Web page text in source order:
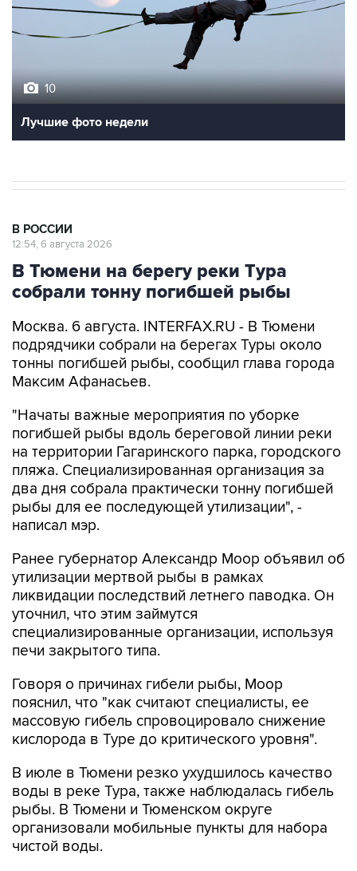
10
Лучшие фото недели
В РОССИИ
12:54, 6 августа 2026
В Тюмени на берегу реки Тура
собрали тонну погибшей рыбы
Москва. 6 августа. INTERFAX.RU - В Тюмени
подрядчики собрали на берегах Туры около
тонны погибшей рыбы, сообщил глава города
Максим Афанасьев.
"Начаты важные мероприятия по уборке
погибшей рыбы вдоль береговой линии реки
на территории Гагаринского парка, городского
пляжа. Специализированная организация за
два дня собрала практически тонну погибшей
рыбы для ее последующей утилизации", -
написал мэр.
Ранее губернатор Александр Моор объявил об
утилизации мертвой рыбы в рамках
ликвидации последствий летнего паводка. Он
уточнил, что этим займутся
специализированные организации, используя
печи закрытого типа.
Говоря о причинах гибели рыбы, Моор
пояснил, что "как считают специалисты, ее
массовую гибель спровоцировало снижение
кислорода в Туре до критического уровня".
В июле в Тюмени резко ухудшилось качество
воды в реке Тура, также наблюдалась гибель
рыбы. В Тюмени и Тюменском округе
организовали мобильные пункты для набора
чистой воды.